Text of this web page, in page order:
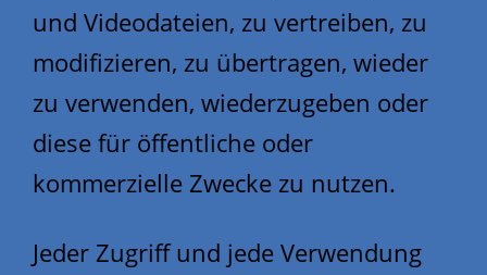
und Videodateien, zu vertreiben, zu
modifizieren, zu übertragen, wieder
zu verwenden, wiederzugeben oder
diese für öffentliche oder
kommerzielle Zwecke zu nutzen.
Jeder Zugriff und jede Verwendung